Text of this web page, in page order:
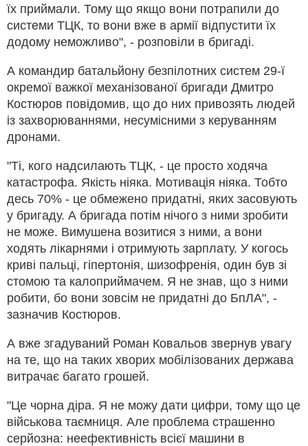
їх приймали. Тому що якщо вони потрапили до
системи ТЦК, то вони вже в армії відпустити їх
додому неможливо", - розповіли в бригаді.
А командир батальйону безпілотних систем 29-ї
окремої важкої механізованої бригади Дмитро
Костюров повідомив, що до них привозять людей
із захворюваннями, несумісними з керуванням
дронами.
"Ті, кого надсилають ТЦК, - це просто ходяча
катастрофа. Якість ніяка. Мотивація ніяка. Тобто
десь 70% - це обмежено придатні, яких засовують
у бригаду. А бригада потім нічого з ними зробити
не може. Вимушена возитися з ними, а вони
ходять лікарнями і отримують зарплату. У когось
криві пальці, гіпертонія, шизофренія, один був зі
стомою та калоприймачем. Я не знав, що з ними
робити, бо вони зовсім не придатні до БпЛА", -
зазначив Костюров.
А вже згадуваний Роман Ковальов звернув увагу
на те, що на таких хворих мобілізованих держава
витрачає багато грошей.
"Це чорна діра. Я не можу дати цифри, тому що це
військова таємниця. Але проблема страшенно
серйозна: неефективність всієї машини в